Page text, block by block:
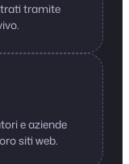
tramite
e aziende
siti web.